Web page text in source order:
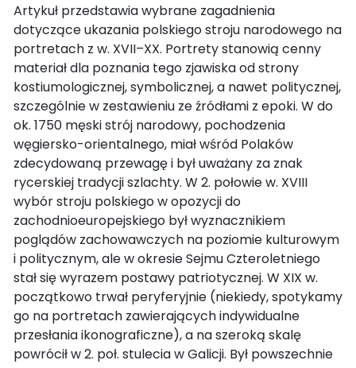
Artykuł przedstawia wybrane zagadnienia
dotyczące ukazania polskiego stroju narodowego na
portretach z w. XVII–XX. Portrety stanowią cenny
materiał dla poznania tego zjawiska od strony
kostiumologicznej, symbolicznej, a nawet politycznej,
szczególnie w zestawieniu ze źródłami z epoki. W do
ok. 1750 męski strój narodowy, pochodzenia
węgiersko-orientalnego, miał wśród Polaków
zdecydowaną przewagę i był uważany za znak
rycerskiej tradycji szlachty. W 2. połowie w. XVIII
wybór stroju polskiego w opozycji do
zachodnioeuropejskiego był wyznacznikiem
poglądów zachowawczych na poziomie kulturowym
i politycznym, ale w okresie Sejmu Czteroletniego
stał się wyrazem postawy patriotycznej. W XIX w.
początkowo trwał peryferyjnie (niekiedy, spotykamy
go na portretach zawierających indywidualne
przesłania ikonograficzne), a na szeroką skalę
powrócił w 2. poł. stulecia w Galicji. Był powszechnie